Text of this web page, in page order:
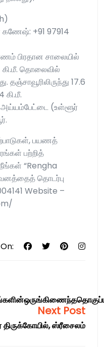
கணேஷ்: +91 97914
பிரதான சாலையில்
கி.மீ. தொலைவில்
17.6
கி.மீ.
அய்யம்பேட்டை (உள்ளூர்
பயணத்
பற்றித்
“Rengha
தொடர்பு
Website –
Next Post
திருக்கோயில், ஸ்ரீசைலம்